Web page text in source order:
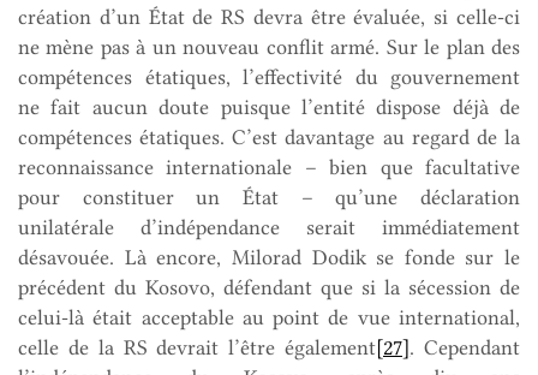
création d’un État de RS devra être évaluée, si celle-ci
ne mène pas à un nouveau conflit armé. Sur le plan des
compétences étatiques, l’effectivité du gouvernement
ne fait aucun doute puisque l’entité dispose déjà de
compétences étatiques. C’est davantage au regard de la
reconnaissance internationale – bien que facultative
pour constituer un État – qu’une déclaration
unilatérale d’indépendance serait immédiatement
désavouée. Là encore, Milorad Dodik se fonde sur le
précédent du Kosovo, défendant que si la sécession de
celui-là était acceptable au point de vue international,
celle de la RS devrait l’être également[27]. Cependant